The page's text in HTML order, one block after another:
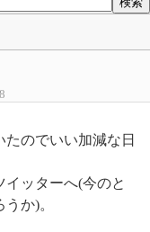
のでいい加減な日
ッターへ(今のと
か)。